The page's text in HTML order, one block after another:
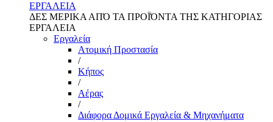
ΕΡΓΑΛΕΙΑ
ΔΕΣ ΜΕΡΙΚΑ ΑΠΌ ΤΑ ΠΡΟΪΌΝΤΑ ΤΗΣ ΚΑΤΗΓΟΡΙΑΣ
ΕΡΓΑΛΕΙΑ
Εργαλεία
Aτομική Προστασία
/
Kήπος
/
Αέρας
/
Διάφορα Δομικά Εργαλεία & Μηχανήματα